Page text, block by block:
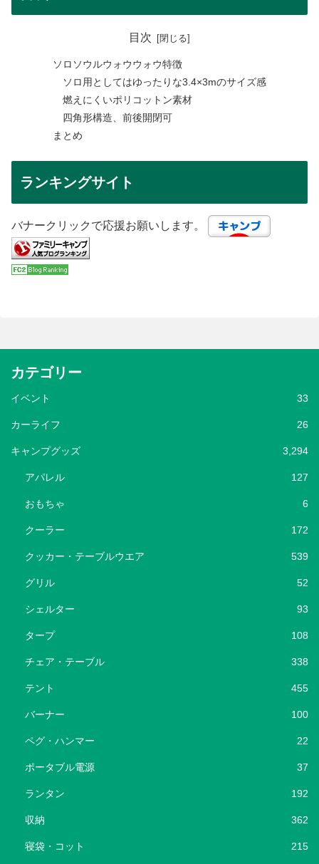
目次
ソロソウルウォウウォウ特徴
ソロ用としてはゆったりな3.4×3mのサイズ感
燃えにくいポリコットン素材
四角形構造、前後開閉可
まとめ
ランキングサイト
バナークリックで応援お願いします。
カテゴリー
イベント 33
カーライフ 26
キャンプグッズ 3,294
アパレル 127
おもちゃ 6
クーラー 172
クッカー・テーブルウエア 539
グリル 52
シェルター 93
タープ 108
チェア・テーブル 338
テント 455
バーナー 100
ペグ・ハンマー 22
ポータブル電源 37
ランタン 192
収納 362
寝袋・コット 215